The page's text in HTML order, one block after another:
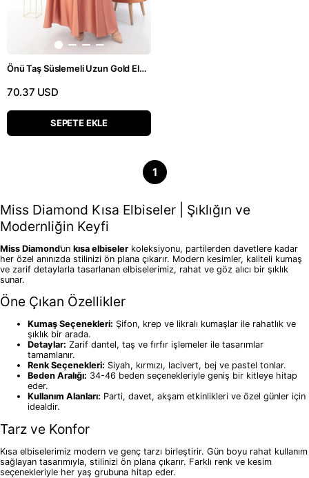
Önü Taş Süslemeli Uzun Gold Elbise
70.37 USD
SEPETE EKLE
1
Miss Diamond Kısa Elbiseler | Şıklığın ve
Modernliğin Keyfi
Miss Diamond’un kısa elbiseler koleksiyonu, partilerden davetlere kadar
her özel anınızda stilinizi ön plana çıkarır. Modern kesimler, kaliteli kumaş
ve zarif detaylarla tasarlanan elbiselerimiz, rahat ve göz alıcı bir şıklık
sunar.
Öne Çıkan Özellikler
Kumaş Seçenekleri: Şifon, krep ve likralı kumaşlar ile rahatlık ve
şıklık bir arada.
Detaylar: Zarif dantel, taş ve fırfır işlemeler ile tasarımlar
tamamlanır.
Renk Seçenekleri: Siyah, kırmızı, lacivert, bej ve pastel tonlar.
Beden Aralığı: 34-46 beden seçenekleriyle geniş bir kitleye hitap
eder.
Kullanım Alanları: Parti, davet, akşam etkinlikleri ve özel günler için
idealdir.
Tarz ve Konfor
Kısa elbiselerimiz modern ve genç tarzı birleştirir. Gün boyu rahat kullanım
sağlayan tasarımıyla, stilinizi ön plana çıkarır. Farklı renk ve kesim
seçenekleriyle her yaş grubuna hitap eder.